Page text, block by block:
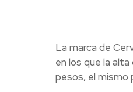
La marca de
en los que la
pesos, el mismo